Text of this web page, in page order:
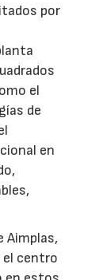
por
el
de
en
Aimplas,
el centro